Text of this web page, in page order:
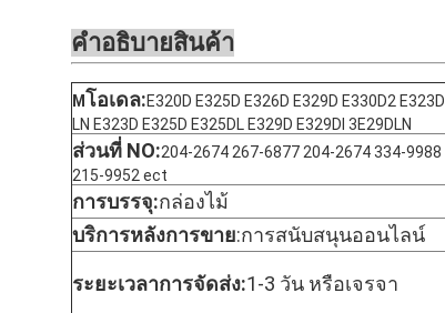
คําอธิบายสินค้า
Mโอเดล:E320D E325D E326D E329D E330D2 E323D
LN E323D E325D E325DL E329D E329DI 3E29DLN
ส่วนที่ NO:204-2674 267-6877 204-2674 334-9988
215-9952 ect
การบรรจุ:กล่องไม้
บริการหลังการขาย:การสนับสนุนออนไลน์
ระยะเวลาการจัดส่ง:1-3 วัน หรือเจรจา